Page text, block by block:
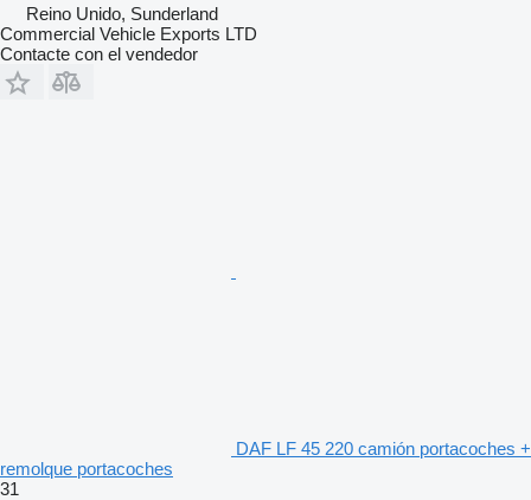
Reino Unido, Sunderland
Commercial Vehicle Exports LTD
Contacte con el vendedor
DAF LF 45 220 camión portacoches +
remolque portacoches
31